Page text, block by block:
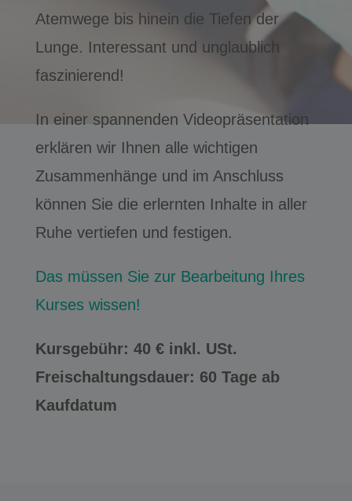
Atemwege bis hinein die Tiefen der
Lunge. Interessant und unglaublich
faszinierend!
In einer spannenden Videopräsentation
erklären wir Ihnen alle wichtigen
Zusammenhänge und im Anschluss
können Sie die erlernten Inhalte in aller
Ruhe vertiefen und festigen.
Das müssen Sie zur Bearbeitung Ihres
Kurses wissen!
Kursgebühr: 40 € inkl. USt.
Freischaltungsdauer: 60 Tage ab
Kaufdatum